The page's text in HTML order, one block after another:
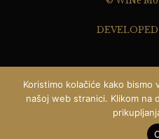
Koristimo kolačiće kako bismo
našoj web stranici. Klikom na
Pišite nam ...